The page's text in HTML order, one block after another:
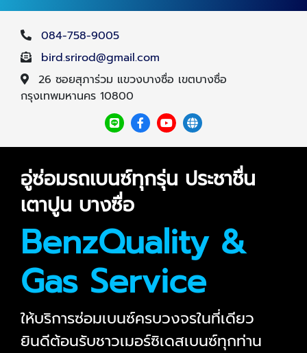
084-758-9005
bird.srirod@gmail.com
26 ซอยสุภาร่วม แขวงบางซื่อ เขตบางซื่อ
กรุงเทพมหานคร 10800
อู่ซ่อมรถเบนซ์ทุกรุ่น ประชาชื่น
เตาปูน บางซื่อ
BenzQuality &
Gas Service
ให้บริการซ่อมเบนซ์ครบวงจรในที่เดียว
ยินดีต้อนรับชาวเมอร์ซิเดสเบนซ์ทุกท่าน